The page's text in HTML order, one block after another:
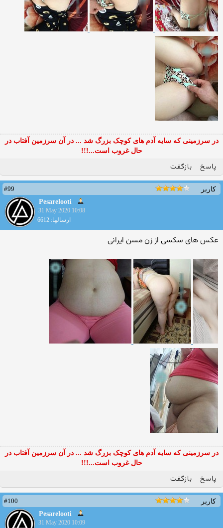
در سرزمینی که سایه آدم های کوچک بزرگ شد ... در آن سرزمین آفتاب در
حال غروب است...!!!
پاسخ بازگفت
کاربر
#99
Pesarelooti
31 May 2020 10:08
ارسالها: 6612
عکس های سکسی از زن مسن ایرانی
در سرزمینی که سایه آدم های کوچک بزرگ شد ... در آن سرزمین آفتاب در
حال غروب است...!!!
پاسخ بازگفت
کاربر
#100
Pesarelooti
31 May 2020 10:09